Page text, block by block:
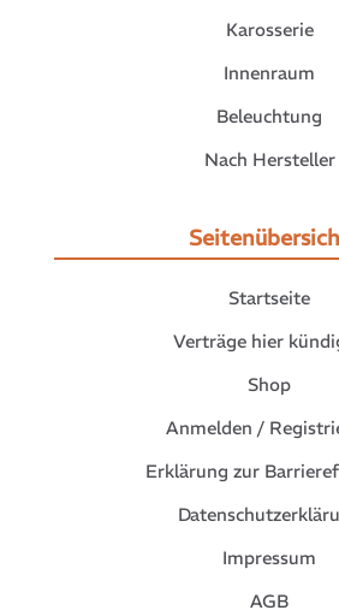
Karosserie
Innenraum
Beleuchtung
Nach Hersteller
Startseite
Verträge hier
Shop
Anmelden /
Erklärung zur
Impressum
AGB